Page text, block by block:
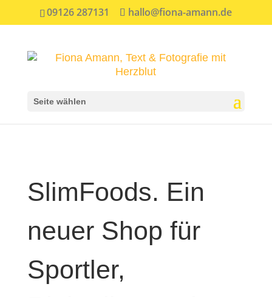
09126 287131 hallo@fiona-amann.de
Seite wählen
SlimFoods. Ein
neuer Shop für
Sportler,